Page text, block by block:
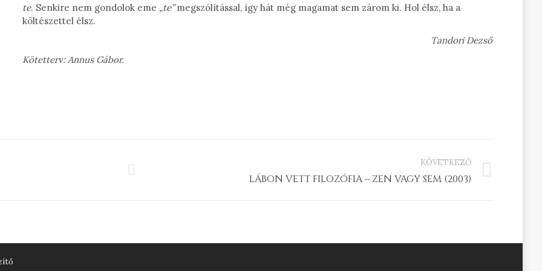
te. Senkire nem gondolok eme „te”megszólítással, így hát még magamat sem zárom ki. Hol élsz, ha a
költészettel élsz.
Tandori Dezső
Kötetterv: Annus Gábor.
KÖVETKEZŐ
LÁBON VETT FILOZÓFIA – ZEN VAGY SEM (2003)